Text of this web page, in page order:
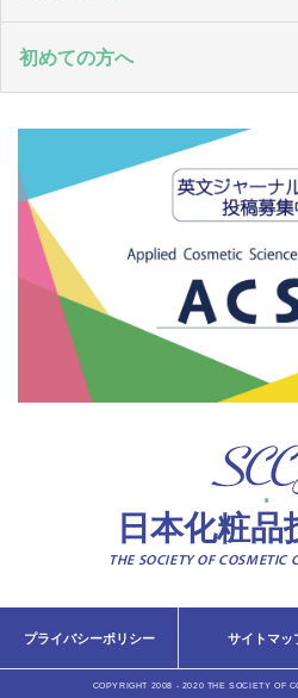
初めての方へ
日本化粧品
THE SOCIETY OF COSMETIC
プライバシーポリシー サイトマッ
COPYRIGHT 2008 - 2020 THE SOCIETY OF